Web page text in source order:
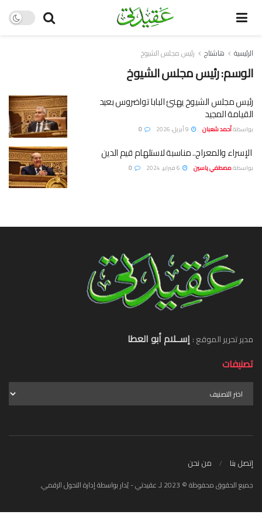
الرئيسية هاشتاج رئيس مجلس الشيوخ
الوسم:رئيس مجلس الشيوخ
رئيس مجلس الشيوخ يهنئ البابا تواضروس بعيد
القيامة المجيد
بواسطةأحمد شعبان
الإسراء والمعراج.. مناسبة لاستلهام قيم الدين
بواسطةمصطفي ياسين
مدير تحرير الموقع :إســلام أبو العطا
تصنيفات
إتصل بنا من نحن
جميع الحقوق محفوظة © 2023 لـ عقيدتي - يُدار بواسطة إدارة التحول الرقمي.